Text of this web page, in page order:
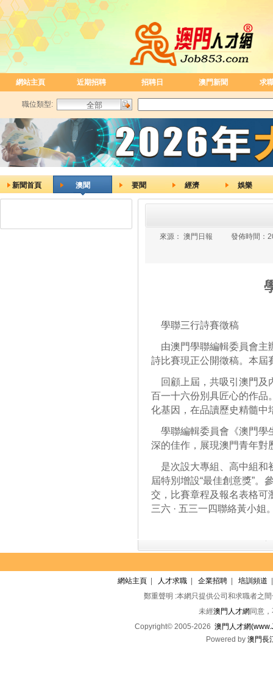
網站主頁 近期招聘 招聘日 澳門新聞 求
職位類型:
新聞首頁 澳聞 要聞 經濟 娛樂
來源： 澳門日報 發佈時間：
學聯三行詩賽徵稿
由澳門學聯編輯委員會主
詩比賽現正公開徵稿。本屆
回顧上屆，共吸引澳門及
百一十六份別具匠心的作品
化基因，在品讀歷史精髓中
學聯編輯委員會《澳門學
深的佳作，展現澳門青年對
是次設大專組、高中組和
屆特別增設“最佳創意獎”。
交，比賽章程及報名表格可
三六 · 五三一四聯絡黃小姐
網站主頁 人才求職 企業招聘 培訓頻道
鄭重聲明 :本網只提供公司和求職者之
未經澳門人才網 同意
Copyright© 2005-2026 澳門人才網
Powered by 澳門長